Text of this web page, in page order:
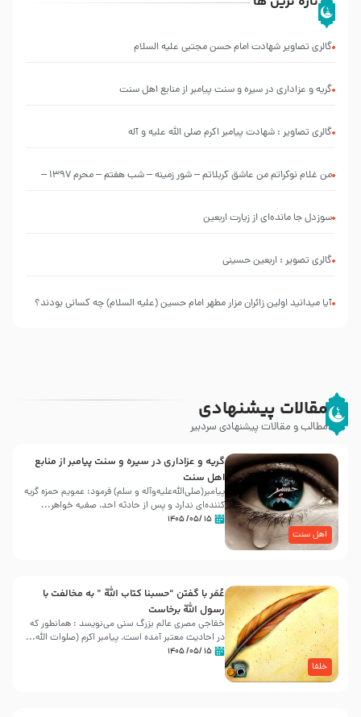
گالری تصاویر شهادت امام حسن مجتبی علیه السلام
گریه و عزاداری در سیره و سنت پیامبر از منابع اهل سنت
گالری تصاویر : شهادت پیامبر اکرم صلی الله علیه و آله
من غلام نوکراتم من عاشق کربلاتم – شور زمینه – شب هفتم – محرم 1397 –
سوزدل جا مانده‌ای از زیارت اربعین
گالری تصویر : اربعین حسینی
آیا میدانید اولین زائران مزار مطهر امام حسین (علیه السلام) چه کسانی بودند؟
مقالات پیشنهادی
مطالب و مقالات پیشنهادی سردبیر
اهل سنت
گریه و عزاداری در سیره و سنت پیامبر از منابع
اهل سنت
پیامبر(صلی‌الله‌علیه‌وآله و سلم) فرمود: عمویم حمزه گریه
کننده‌ای ندارد و پس از حادثه احد، صفیه خواهر...
۱۵ /۰۵/ ۱۴۰۵
خلفا
عُمَر با گفتن “حسبنا كتاب اللّه ” به مخالفت با
رسول اللّه برخاست
خفاجی مصری عالم بزرگ سنی می‌نویسد : همانطور که
در احادیث معتبر آمده است، پیامبر اکرم (صلوات اللّه...
۱۵ /۰۵/ ۱۴۰۵